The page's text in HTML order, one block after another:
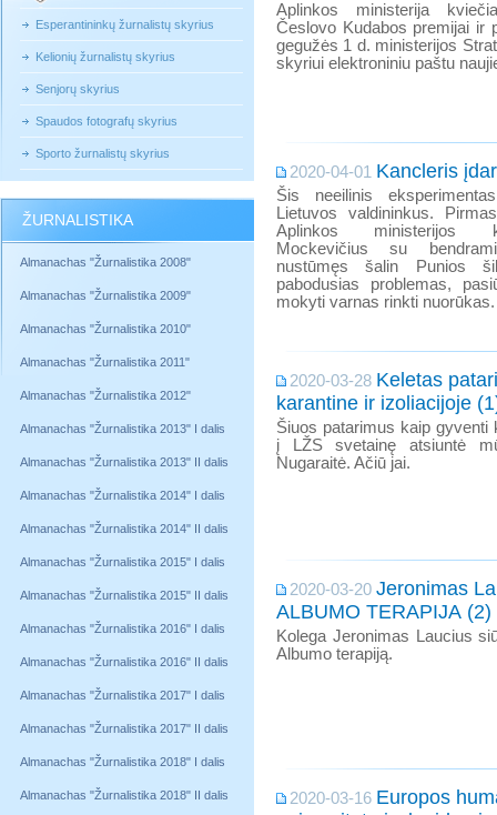
Esperantininkų žurnalistų skyrius
Kelionių žurnalistų skyrius
Senjorų skyrius
Spaudos fotografų skyrius
Sporto žurnalistų skyrius
ŽURNALISTIKA
Almanachas "Žurnalistika 2008"
Almanachas "Žurnalistika 2009"
Almanachas "Žurnalistika 2010"
Almanachas "Žurnalistika 2011"
Almanachas "Žurnalistika 2012"
Almanachas "Žurnalistika 2013" I dalis
Almanachas "Žurnalistika 2013" II dalis
Almanachas "Žurnalistika 2014" I dalis
Almanachas "Žurnalistika 2014" II dalis
Almanachas "Žurnalistika 2015" I dalis
Almanachas "Žurnalistika 2015" II dalis
Almanachas "Žurnalistika 2016" I dalis
Almanachas "Žurnalistika 2016" II dalis
Almanachas "Žurnalistika 2017" I dalis
Almanachas "Žurnalistika 2017" II dalis
Almanachas "Žurnalistika 2018" I dalis
Almanachas "Žurnalistika 2018" II dalis
Aplinkos ministerija
Česlovo Kudabos premijai ir
gegužės 1 d. ministerijos
skyriui elektroniniu paštu
2020-04-01 Kancleris
Šis neeilinis
Lietuvos valdininkus.
Aplinkos ministerijos
Mockevičius su
nustūmęs šalin Punios
pabodusias problemas,
mokyti varnas rinkti nuorūkas.
2020-03-28 Keletas
karantine ir izoliacijoje
Šiuos patarimus kaip gyventi
į LŽS svetainę atsiuntė
Nugaraitė. Ačiū jai.
2020-03-20 Jeronimas
ALBUMO TERAPIJA (2)
Kolega Jeronimas Laucius
Albumo terapiją.
2020-03-16 Europos